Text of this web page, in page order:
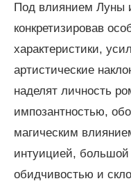
Под влиянием Луны
конкретизировав
характеристики,
артистические
наделят личность
импозантностью,
магическим
интуицией,
обидчивостью и